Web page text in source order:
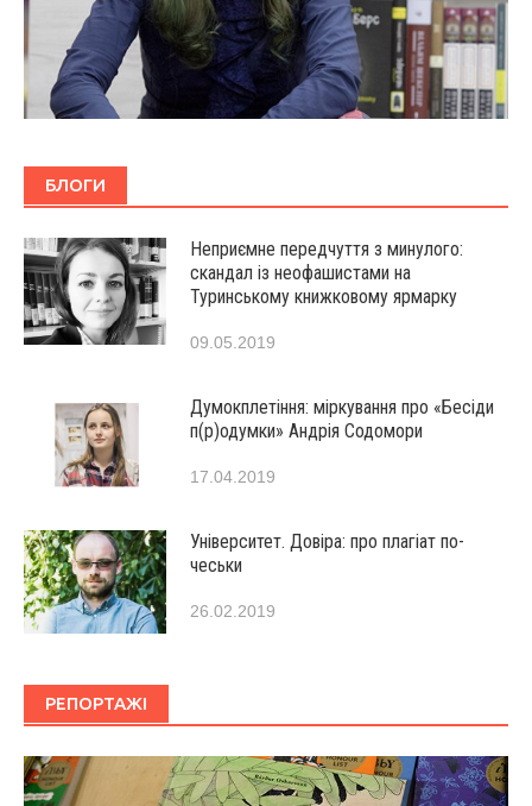
БЛОГИ
Неприємне передчуття з минулого:
скандал із неофашистами на
Туринському книжковому ярмарку
09.05.2019
Думокплетіння: міркування про «Бесіди
п(р)одумки» Андрія Содомори
17.04.2019
Університет. Довіра: про плагіат по-
чеськи
26.02.2019
РЕПОРТАЖІ